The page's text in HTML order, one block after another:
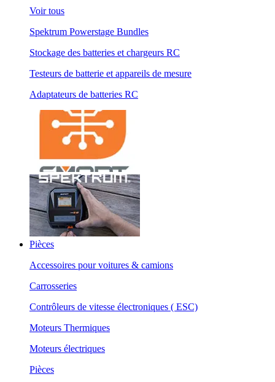
Voir tous
Spektrum Powerstage Bundles
Stockage des batteries et chargeurs RC
Testeurs de batterie et appareils de mesure
Adaptateurs de batteries RC
Pièces
Accessoires pour voitures & camions
Carrosseries
Contrôleurs de vitesse électroniques ( ESC)
Moteurs Thermiques
Moteurs électriques
Pièces